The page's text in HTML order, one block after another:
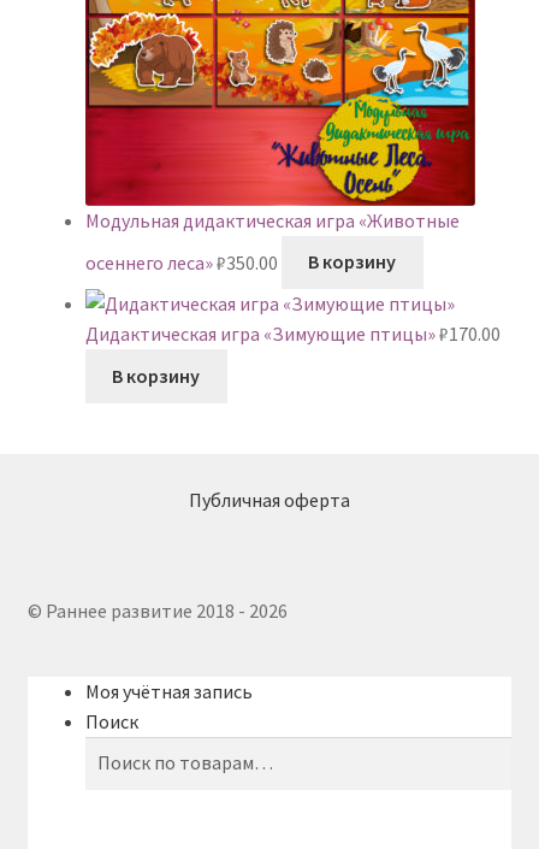
Модульная дидактическая игра «Животные
осеннего леса»₽350.00 В корзину
Дидактическая игра «Зимующие птицы»₽170.00
В корзину
Публичная оферта
© Раннее развитие 2018 - 2026
Моя учётная запись
Поиск